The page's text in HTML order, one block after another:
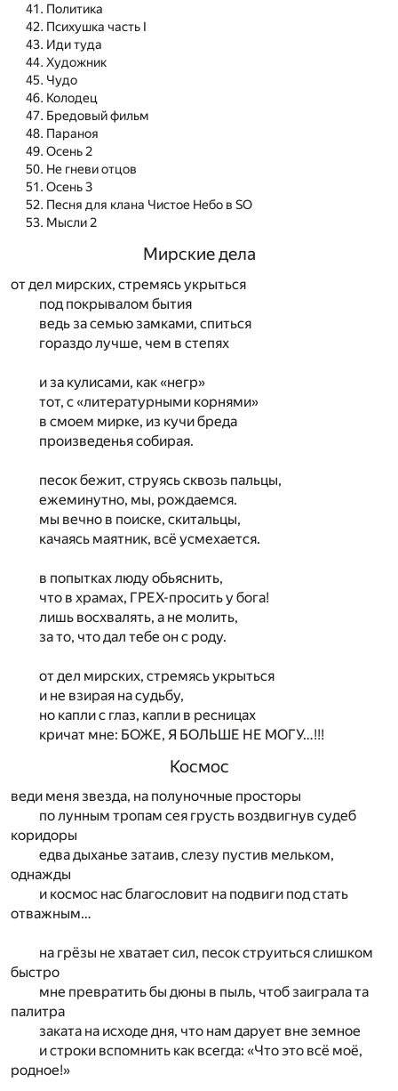
Политика
Психушка часть I
Иди туда
Художник
Чудо
Колодец
Бредовый фильм
Параноя
Осень 2
Не гневи отцов
Осень 3
Песня для клана Чистое Небо в SO
Мысли 2
Мирские дела
от дел мирских, стремясь укрыться
под покрывалом бытия
ведь за семью замками, спиться
гораздо лучше, чем в степях
и за кулисами, как «негр»
тот, с «литературными корнями»
в смоем мирке, из кучи бреда
произведенья собирая.
песок бежит, струясь сквозь пальцы,
ежеминутно, мы, рождаемся.
мы вечно в поиске, скитальцы,
качаясь маятник, всё усмехается.
в попытках люду обьяснить,
что в храмах, ГРЕХ-просить у бога!
лишь восхвалять, а не молить,
за то, что дал тебе он с роду.
от дел мирских, стремясь укрыться
и не взирая на судьбу,
но капли с глаз, капли в ресницах
кричат мне: БОЖЕ, Я БОЛЬШЕ НЕ МОГУ…!!!
Космос
веди меня звезда, на полуночные просторы
по лунным тропам сея грусть воздвигнув судеб
коридоры
едва дыханье затаив, слезу пустив мельком,
однажды
и космос нас благословит на подвиги под стать
отважным…
на грёзы не хватает сил, песок струиться слишком
быстро
мне превратить бы дюны в пыль, чтоб заиграла та
палитра
заката на исходе дня, что нам дарует вне земное
и строки вспомнить как всегда: «Что это всё моё,
родное!»